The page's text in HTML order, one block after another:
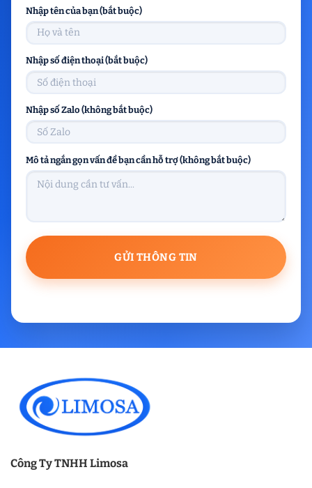
Nhập tên của bạn (bắt buộc)
Nhập số điện thoại (bắt buộc)
Nhập số Zalo (không bắt buộc)
Mô tả ngắn gọn vấn đề bạn cần hỗ trợ (không bắt buộc)
Công Ty TNHH Limosa